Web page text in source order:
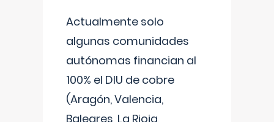
Actualmente solo
algunas comunidades
autónomas financian al
100% el DIU de cobre
(Aragón, Valencia,
Baleares, La Rioja,